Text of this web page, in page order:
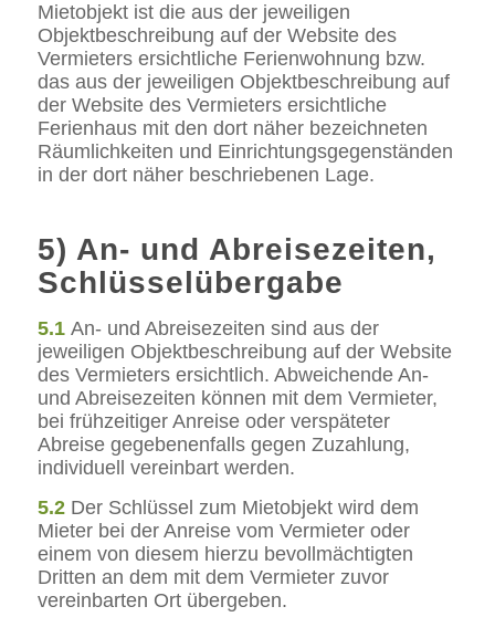
Mietobjekt ist die aus der jeweiligen
Objektbeschreibung auf der Website des
Vermieters ersichtliche Ferienwohnung bzw.
das aus der jeweiligen Objektbeschreibung auf
der Website des Vermieters ersichtliche
Ferienhaus mit den dort näher bezeichneten
Räumlichkeiten und Einrichtungsgegenständen
in der dort näher beschriebenen Lage.
5) An- und Abreisezeiten,
Schlüsselübergabe
5.1 An- und Abreisezeiten sind aus der
jeweiligen Objektbeschreibung auf der Website
des Vermieters ersichtlich. Abweichende An-
und Abreisezeiten können mit dem Vermieter,
bei frühzeitiger Anreise oder verspäteter
Abreise gegebenenfalls gegen Zuzahlung,
individuell vereinbart werden.
5.2 Der Schlüssel zum Mietobjekt wird dem
Mieter bei der Anreise vom Vermieter oder
einem von diesem hierzu bevollmächtigten
Dritten an dem mit dem Vermieter zuvor
vereinbarten Ort übergeben.